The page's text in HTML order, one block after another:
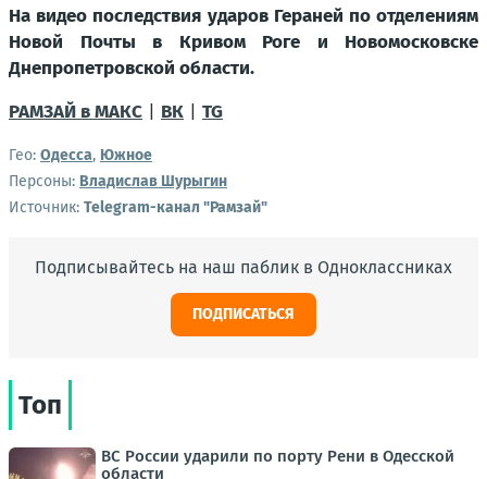
На видео последствия ударов Гераней по отделениям
Новой Почты в Кривом Роге и Новомосковске
Днепропетровской области.
РАМЗАЙ в МАКС
ВК TG
Гео: Одесса, Южное
Персоны: Владислав Шурыгин
Источник: Telegram-канал "Рамзай"
Подписывайтесь на наш паблик в Одноклассниках
ПОДПИСАТЬСЯ
Топ
ВС России ударили по порту Рени в Одесской
области